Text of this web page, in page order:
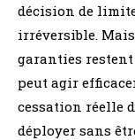
décision de
irréversible.
garanties restent
peut agir
cessation réelle
déployer sans